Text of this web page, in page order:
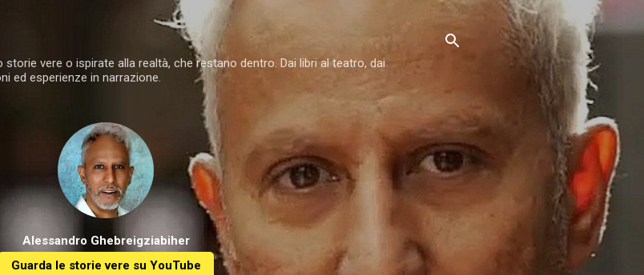
Passa ai contenuti principali
vere o ispirate alla realtà, che restano dentro. Dai libri al teatro, dai
ed esperienze in narrazione.
Alessandro Ghebreigziabiher
Guarda le storie vere su YouTube